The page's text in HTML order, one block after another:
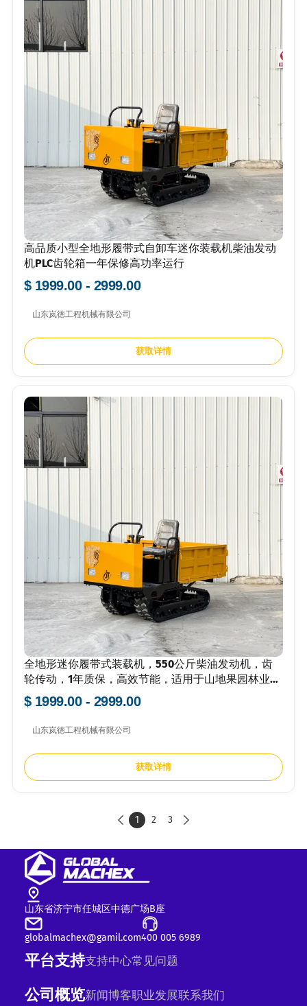
高品质小型全地形履带式自卸车迷你装载机柴油发动
机PLC齿轮箱一年保修高功率运行
$ 1999.00 - 2999.00
山东岚徳工程机械有限公司
获取详情
全地形迷你履带式装载机，550公斤柴油发动机，齿
轮传动，1年质保，高效节能，适用于山地果园林业等
多种用途。
$ 1999.00 - 2999.00
山东岚徳工程机械有限公司
获取详情
 1 2 3 
山东省济宁市任城区中德广场B座
globalmachex@gamil.com400 005 6989
平台支持支持中心常见问题
公司概览新闻博客职业发展联系我们